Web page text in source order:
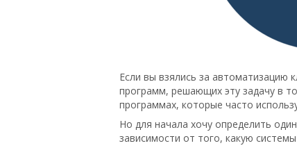
Если вы взялись за автоматизацию
программ, решающих эту задачу в
программах, которые часто
Но для начала хочу определить
зависимости от того, какую